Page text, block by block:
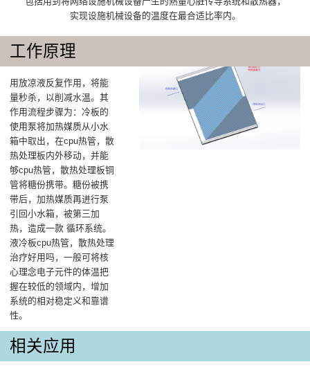
实现设施机械设备的温度在最合适比率内。
工作原理
用放凉液反复作用，将能
量秒杀，以削减水温‌。其
作用流程步骤为：冷板的
使用泵将加热媒质从小水
箱中取出，在cpu热管，散
热处理板内外移动，并能
够cpu热管，散热处理板铜
管将糖份携带。糖份被携
带后，加热媒质再进行泵
引回小水箱，被第三加
热，造成一款 循环系统。
液冷板cpu热管，散热处理
治疗好用吗，一般可将核
心理念电子元件的体温把
握在较低的领域内，增加
系统的相对稳定义和靠谱
性。
相关应用